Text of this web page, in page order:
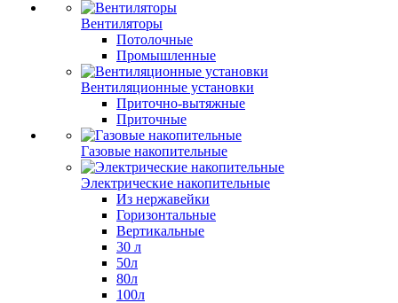
Вентиляторы
Потолочные
Промышленные
Вентиляционные установки
Приточно-вытяжные
Приточные
Газовые накопительные
Электрические накопительные
Из нержавейки
Горизонтальные
Вертикальные
30 л
50л
80л
100л